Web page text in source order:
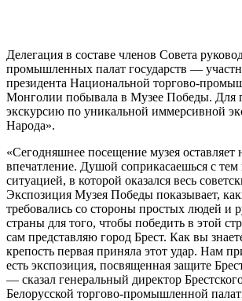
Делегация в составе членов Совета
промышленных палат государств —
президента Национальной торгово-
Монголии побывала в Музее Победы. Для
экскурсию по уникальной иммерсивной
Народа».
«Сегодняшнее посещение музея оставляет
впечатление. Душой соприкасаешься с тем
ситуацией, в которой оказался весь
Экспозиция Музея Победы показывает,
требовались со стороны простых людей и
страны для того, чтобы победить в этой
сам представляю город Брест. Как вы
крепость первая приняла этот удар. Нам
есть экспозиция, посвященная защите
— сказал генеральный директор
Белорусской торгово-промышленной